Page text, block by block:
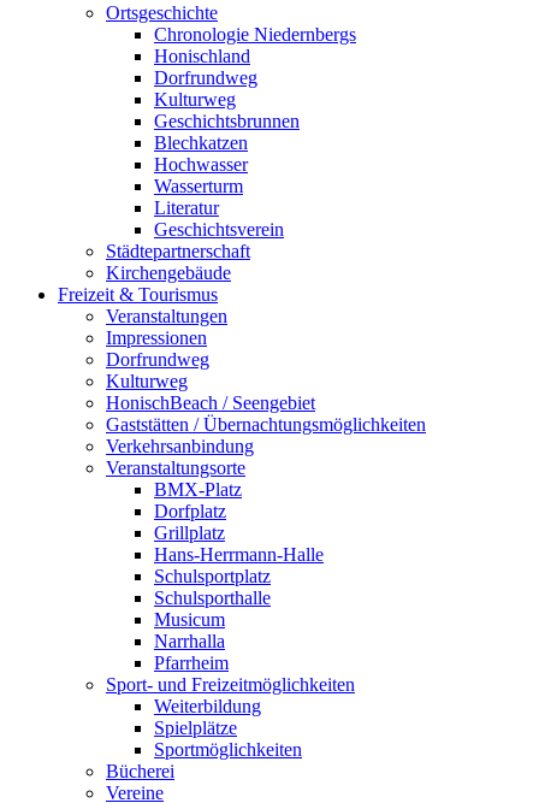
Ortsgeschichte
Chronologie Niedernbergs
Honischland
Dorfrundweg
Kulturweg
Geschichtsbrunnen
Blechkatzen
Hochwasser
Wasserturm
Literatur
Geschichtsverein
Städtepartnerschaft
Kirchengebäude
Freizeit & Tourismus
Veranstaltungen
Impressionen
Dorfrundweg
Kulturweg
HonischBeach / Seengebiet
Gaststätten / Übernachtungsmöglichkeiten
Verkehrsanbindung
Veranstaltungsorte
BMX-Platz
Dorfplatz
Grillplatz
Hans-Herrmann-Halle
Schulsportplatz
Schulsporthalle
Musicum
Narrhalla
Pfarrheim
Sport- und Freizeitmöglichkeiten
Weiterbildung
Spielplätze
Sportmöglichkeiten
Bücherei
Vereine